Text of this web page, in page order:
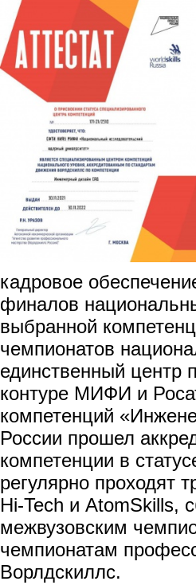
кадровое
финалов
выбранной
чемпионатов
единственный центр
контуре МИФИ и
компетенций
России прошел
компетенции в
регулярно проходят
Hi-Tech и
межвузовским
чемпионатам
Ворлдскиллс.